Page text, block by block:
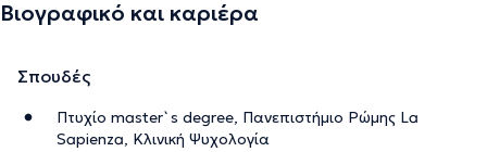
Βιογραφικό και καριέρα
Σπουδές
Πτυχίο master`s degree, Πανεπιστήμιο Ρώμης La
Sapienza, Κλινική Ψυχολογία